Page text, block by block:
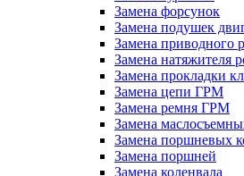
Замена форсунок
Замена подушек
Замена приводного
Замена натяжителя
Замена прокладки
Замена цепи ГРМ
Замена ремня ГРМ
Замена
Замена поршневых
Замена поршней
Замена коленвала